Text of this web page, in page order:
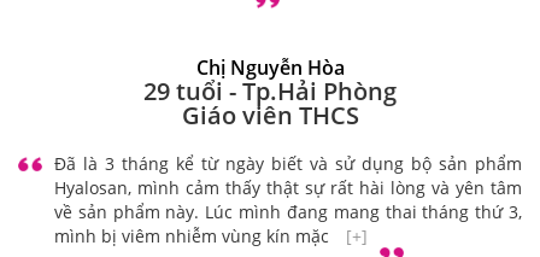
Chị Nguyễn Hòa
29 tuổi - Tp.Hải Phòng
Giáo viên THCS
Đã là 3 tháng kể từ ngày biết và sử dụng bộ sản phẩm
Hyalosan, mình cảm thấy thật sự rất hài lòng và yên tâm
về sản phẩm này. Lúc mình đang mang thai tháng thứ 3,
mình bị viêm nhiễm vùng kín mặc
[+]